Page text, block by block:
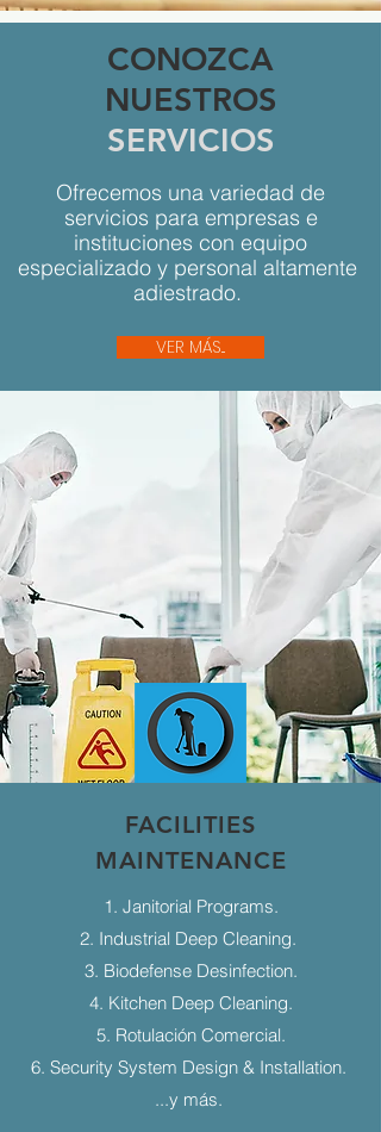
CONOZCA
NUESTROS
SERVICIOS
Ofrecemos una variedad de
servicios para empresas e
instituciones con equipo
especializado y personal altamente
adiestrado.
VER MÁS...
FACILITIES
MAINTENANCE
1. Janitorial Programs.
2. Industrial Deep Cleaning.
3. Biodefense Desinfection.
4. Kitchen Deep Cleaning.
5. Rotulación Comercial.
6. Security System Design & Installation.
...y más.